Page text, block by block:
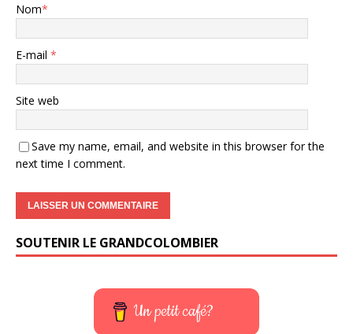
Nom*
E-mail *
Site web
Save my name, email, and website in this browser for the
next time I comment.
SOUTENIR LE GRANDCOLOMBIER
Un petit café?